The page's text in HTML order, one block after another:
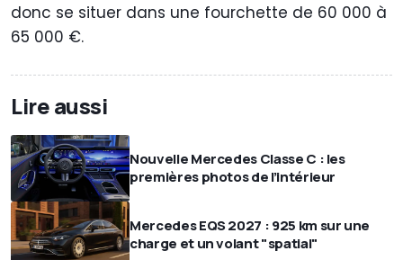
donc se situer dans une fourchette de 60 000 à
65 000 €.
Lire aussi
Nouvelle Mercedes Classe C : les
premières photos de l’intérieur
Mercedes EQS 2027 : 925 km sur une
charge et un volant "spatial"